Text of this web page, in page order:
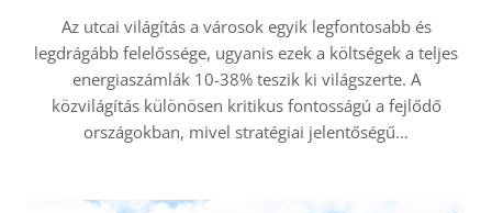
Az utcai világítás a városok egyik legfontosabb és
legdrágább felelőssége, ugyanis ezek a költségek a teljes
energiaszámlák 10-38% teszik ki világszerte. A
közvilágítás különösen kritikus fontosságú a fejlődő
országokban, mivel stratégiai jelentőségű…